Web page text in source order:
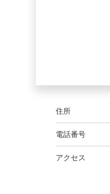
住所
電話番号
アクセス